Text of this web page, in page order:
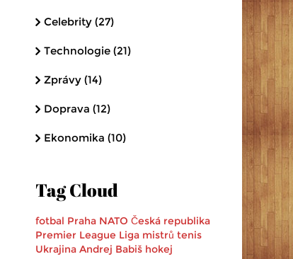
Celebrity (27)
Technologie (21)
Zprávy (14)
Doprava (12)
Ekonomika (10)
Tag Cloud
fotbal Praha NATO Česká republika
Premier League Liga mistrů tenis
Ukrajina Andrej Babiš hokej